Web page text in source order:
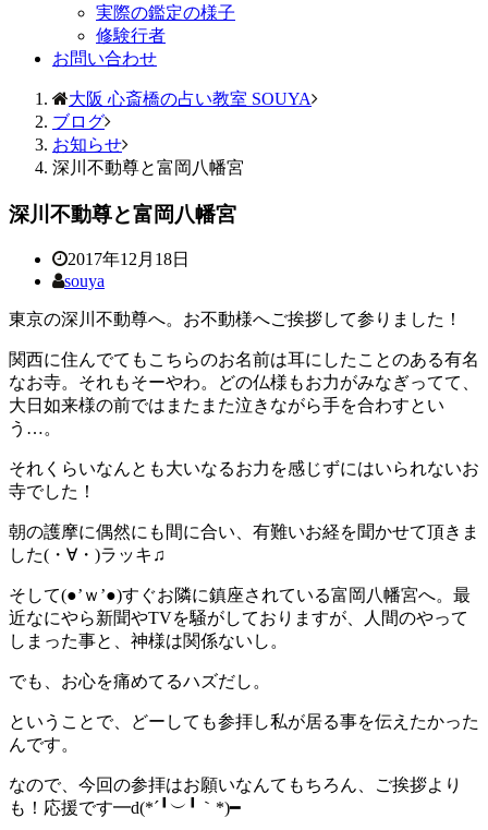
実際の鑑定の様子
修験行者
お問い合わせ
大阪 心斎橋の占い教室 SOUYA
ブログ
お知らせ
深川不動尊と富岡八幡宮
深川不動尊と富岡八幡宮
2017年12月18日
souya
東京の深川不動尊へ。お不動様へご挨拶して参りました！
関西に住んでてもこちらのお名前は耳にしたことのある有名
なお寺。それもそーやわ。どの仏様もお力がみなぎってて、
大日如来様の前ではまたまた泣きながら手を合わすとい
う…。
それくらいなんとも大いなるお力を感じずにはいられないお
寺でした！
朝の護摩に偶然にも間に合い、有難いお経を聞かせて頂きま
した(・∀・)ラッキ♫
そして(●’ｗ’●)すぐお隣に鎮座されている富岡八幡宮へ。最
近なにやら新聞やTVを騒がしておりますが、人間のやって
しまった事と、神様は関係ないし。
でも、お心を痛めてるハズだし。
ということで、どーしても参拝し私が居る事を伝えたかった
んです。
なので、今回の参拝はお願いなんてもちろん、ご挨拶より
も！応援です━d(*´╹︶╹｀*)━